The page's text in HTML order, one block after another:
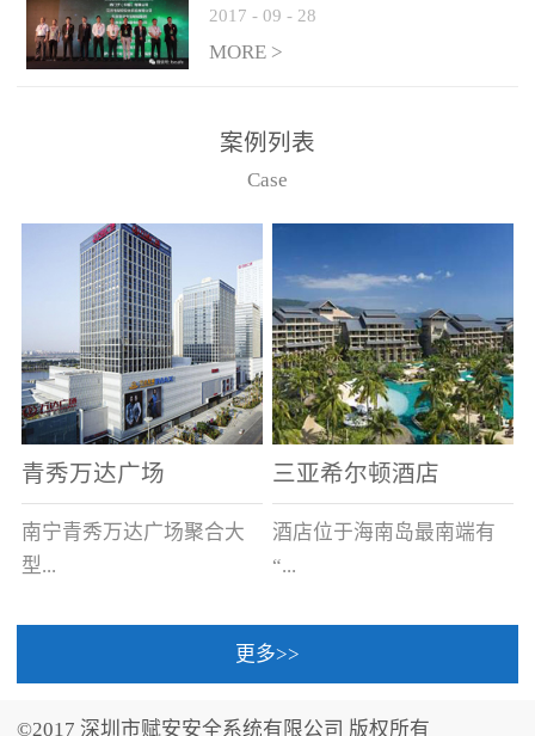
两者之间通过以太网相
联，一台监控主机最多可
从监控主机上获取，最多
只能接6台，超过的需从现
联合采购战略合作平台
2017 - 09 - 28
MORE >
案例列表
Case
青秀万达广场
南宁青秀万达广场聚合大
型...
三亚希尔顿酒店
酒店位于海南岛最南端有
“...
中国的海岛天堂”之美称的
更多>>
©2017 深圳市赋安安全系统有限公司 版权所有